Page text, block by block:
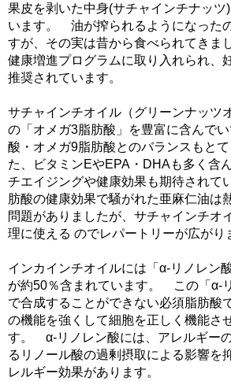
果皮を剥いた中身(サチャインチナッツ
います。 油が搾られるようになった
すが、その実は昔から食べられてき
健康増進プログラムに取り入れられ、
推奨されています。
サチャインチオイル（グリーンナッツ
の「オメガ3脂肪酸」を豊富に含んで
酸・オメガ9脂肪酸とのバランスもと
た、ビタミンEやEPA・DHAも多く含
チエイジングや健康効果も期待され
肪酸の健康効果で騒がれた亜麻仁油は
問題がありましたが、サチャインチオ
理に使える のでレパートリーが広がり
インカインチオイルには「α-リノレン
が約50％含まれています。 この「α-
で合成することができない必須脂肪酸
の機能を強くして細胞を正しく機能さ
す。 α-リノレン酸には、アレルギー
るリノール酸の過剰摂取による影響を
レルギー効果があります。